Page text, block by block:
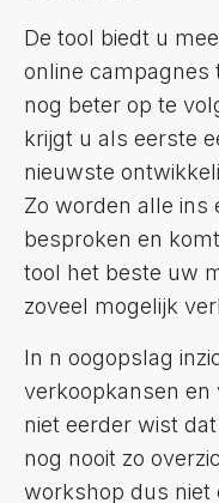
De tool biedt u
online campagnes
nog beter op te
krijgt u als eerste
nieuwste
Zo worden alle ins
besproken en
tool het beste uw
zoveel mogelijk
In n oogopslag
verkoopkansen en
niet eerder wist
nog nooit zo
workshop dus niet